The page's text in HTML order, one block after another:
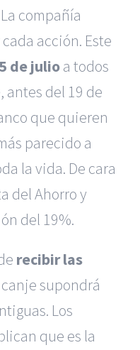
compañía
acción. Este
de julioa todos
antes del 19 de
que quieren
parecido a
la vida. De cara
del Ahorro y
del 19%.
recibir las
supondrá
Los
que es la